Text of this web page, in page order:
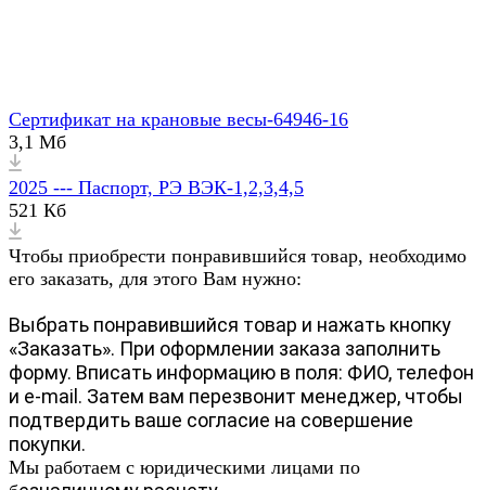
Сертификат на крановые весы-64946-16
3,1 Мб
2025 --- Паспорт, РЭ ВЭК-1,2,3,4,5
521 Кб
Чтобы приобрести понравившийся товар, необходимо
его заказать, для этого Вам нужно:
Выбрать понравившийся товар и нажать кнопку
«Заказать». При оформлении заказа заполнить
форму. Вписать информацию в поля: ФИО, телефон
и e-mail. Затем вам перезвонит менеджер, чтобы
подтвердить ваше согласие на совершение
покупки.
Мы работаем с юридическими лицами по